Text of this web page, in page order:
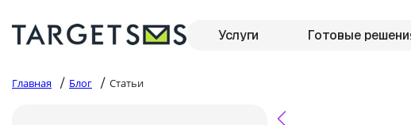
Услуги Готовые
Главная / Блог / Статьи